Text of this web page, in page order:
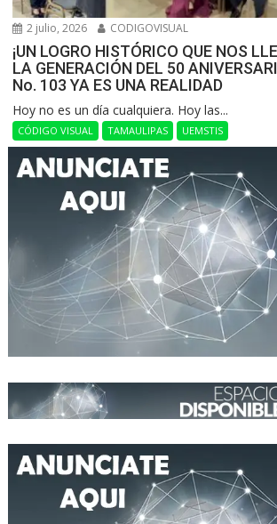
2 julio, 2026 CODIGOVISUAL
¡UN LOGRO HISTÓRICO QUE NOS
LA GENERACIÓN DEL 50
No. 103 YA ES UNA REALIDAD
Hoy no es un día cualquiera. Hoy las...
CÓDIGO VISUAL TAMAULIPAS UEMSTIS